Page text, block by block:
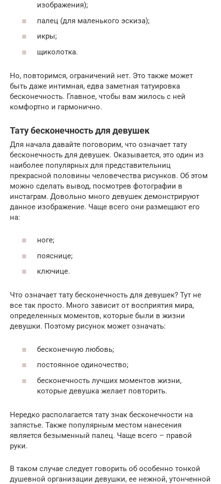
изображения);
палец (для маленького эскиза);
икры;
щиколотка.
Но, повторимся, ограничений нет. Это также может
быть даже интимная, едва заметная татуировка
бесконечность. Главное, чтобы вам жилось с ней
комфортно и гармонично.
Тату бесконечность для девушек
Для начала давайте поговорим, что означает тату
бесконечность для девушек. Оказывается, это один из
наиболее популярных для представительниц
прекрасной половины человечества рисунков. Об этом
можно сделать вывод, посмотрев фотографии в
инстаграм. Довольно много девушек демонстрируют
данное изображение. Чаще всего они размещают его
на:
ноге;
пояснице;
ключице.
Что означает тату бесконечность для девушек? Тут не
все так просто. Много зависит от восприятия мира,
определенных моментов, которые были в жизни
девушки. Поэтому рисунок может означать:
бесконечную любовь;
постоянное одиночество;
бесконечность лучших моментов жизни,
которые девушка желает повторить.
Нередко располагается тату знак бесконечности на
запястье. Также популярным местом нанесения
является безыменный палец. Чаще всего – правой
руки.
В таком случае следует говорить об особенно тонкой
душевной организации девушки, ее нежной, утонченной